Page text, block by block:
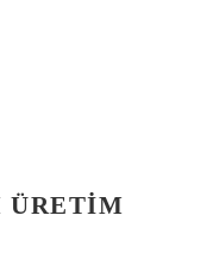
ÜRETIM